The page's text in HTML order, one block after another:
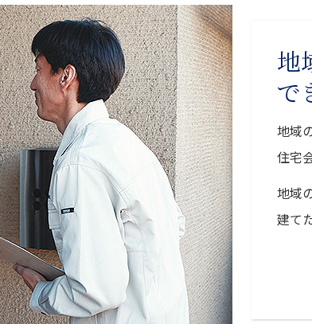
地
で
地域
住宅
地域
建て